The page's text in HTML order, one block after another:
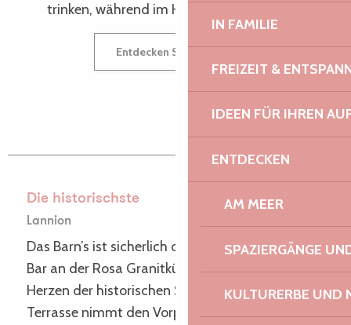
IN FAMILIE
FREIZEIT &
IDEEN FÜR IHREN
ENTDECKEN
AM MEER
SPAZIERGÄNGE
KULTURERBE UND
trinken, während im Hintergrund ein DJ auflegt.
Entdecken Sie die Cabane Bambou’s
Die historischste
Lannion
Das Barn’s ist sicherlich die meistfotografierte
Bar an der Rosa Granitküste. Sie liegt mitten im
Herzen der historischen Stadt Lannion und ihre
Terrasse nimmt den Vorplatz der